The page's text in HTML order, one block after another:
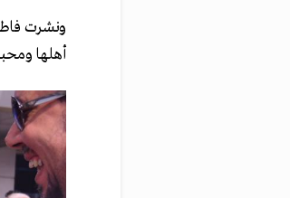
ونشرت
أهلها